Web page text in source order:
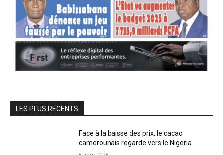
LES PLUS RECENTS
Face à la baisse des prix, le cacao
camerounais regarde vers le Nigeria